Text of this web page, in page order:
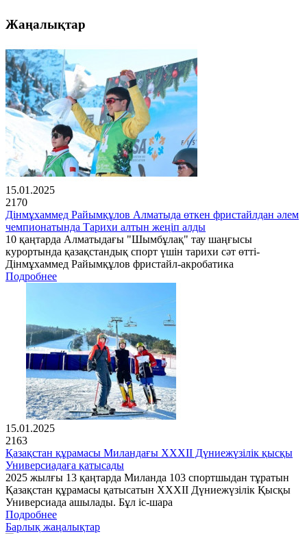
Жаңалықтар
15.01.2025
2170
Дінмұхаммед Райымқұлов Алматыда өткен фристайлдан әлем
чемпионатында Тарихи алтын жеңіп алды
10 қаңтарда Алматыдағы "Шымбұлақ" тау шаңғысы
курортында қазақстандық спорт үшін тарихи сәт өтті-
Дінмұхаммед Райымқұлов фристайл-акробатика
Подробнее
15.01.2025
2163
Қазақстан құрамасы Миландағы XXXII Дүниежүзілік қысқы
Универсиадаға қатысады
2025 жылғы 13 қаңтарда Миланда 103 спортшыдан тұратын
Қазақстан құрамасы қатысатын XXXII Дүниежүзілік Қысқы
Универсиада ашылады. Бұл іс-шара
Подробнее
Барлық жаңалықтар